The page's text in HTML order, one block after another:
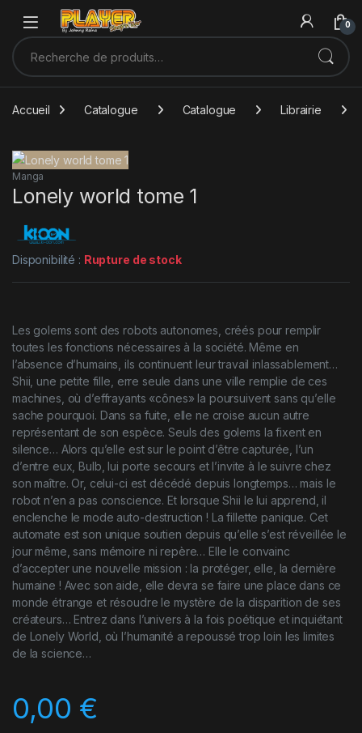
Sauter à la navigation
Skip to content
0
Recherche pour :
Accueil Catalogue Catalogue Librairie
Manga
Lonely world tome 1
Disponibilité : Rupture de stock
Les golems sont des robots autonomes, créés pour remplir
toutes les fonctions nécessaires à la société. Même en
l’absence d’humains, ils continuent leur travail inlassablement…
Shii, une petite fille, erre seule dans une ville remplie de ces
machines, où d’effrayants «cônes» la poursuivent sans qu’elle
sache pourquoi. Dans sa fuite, elle ne croise aucun autre
représentant de son espèce. Seuls des golems la fixent en
silence… Alors qu’elle est sur le point d’être capturée, l’un
d’entre eux, Bulb, lui porte secours et l’invite à le suivre chez
son maître. Or, celui-ci est décédé depuis longtemps… mais le
robot n’en a pas conscience. Et lorsque Shii le lui apprend, il
enclenche le mode auto-destruction ! La fillette panique. Cet
automate est son unique soutien depuis qu’elle s’est réveillée le
jour même, sans mémoire ni repère… Elle le convainc
d’accepter une nouvelle mission : la protéger, elle, la dernière
humaine ! Avec son aide, elle devra se faire une place dans ce
monde étrange et résoudre le mystère de la disparition de ses
créateurs… Entrez dans l’univers à la fois poétique et inquiétant
de Lonely World, où l’humanité a repoussé trop loin les limites
de la science…
0,00 €